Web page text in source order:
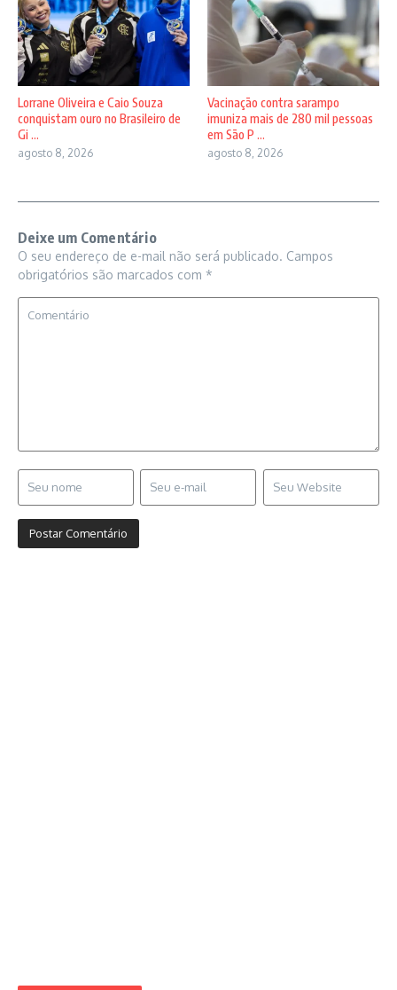
Lorrane Oliveira e Caio Souza
conquistam ouro no Brasileiro de
Gi ...
agosto 8, 2026
Vacinação contra sarampo
imuniza mais de 280 mil pessoas
em São P ...
agosto 8, 2026
Deixe um Comentário
O seu endereço de e-mail não será publicado. Campos
obrigatórios são marcados com *